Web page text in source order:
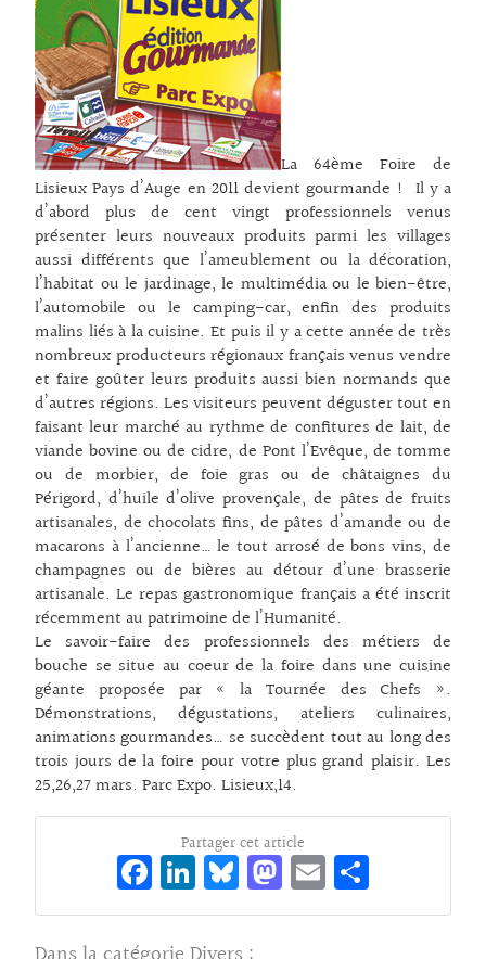
La 64ème Foire de
Lisieux Pays d’Auge en 2011 devient gourmande ! Il y a
d’abord plus de cent vingt professionnels venus
présenter leurs nouveaux produits parmi les villages
aussi différents que l’ameublement ou la décoration,
l’habitat ou le jardinage, le multimédia ou le bien-être,
l’automobile ou le camping-car, enfin des produits
malins liés à la cuisine. Et puis il y a cette année de très
nombreux producteurs régionaux français venus vendre
et faire goûter leurs produits aussi bien normands que
d’autres régions. Les visiteurs peuvent déguster tout en
faisant leur marché au rythme de confitures de lait, de
viande bovine ou de cidre, de Pont l’Evêque, de tomme
ou de morbier, de foie gras ou de châtaignes du
Périgord, d’huile d’olive provençale, de pâtes de fruits
artisanales, de chocolats fins, de pâtes d’amande ou de
macarons à l’ancienne… le tout arrosé de bons vins, de
champagnes ou de bières au détour d’une brasserie
artisanale. Le repas gastronomique français a été inscrit
récemment au patrimoine de l’Humanité.
Le savoir-faire des professionnels des métiers de
bouche se situe au coeur de la foire dans une cuisine
géante proposée par « la Tournée des Chefs ».
Démonstrations, dégustations, ateliers culinaires,
animations gourmandes… se succèdent tout au long des
trois jours de la foire pour votre plus grand plaisir. Les
25,26,27 mars. Parc Expo. Lisieux,14.
Partager cet article
Fa
ce
bo
Li
n
ke
Bl
ue
sk
M
as
E
m rt